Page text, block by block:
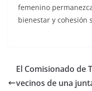
femenino
bienestar y cohesión
El Comisionado de
vecinos de una